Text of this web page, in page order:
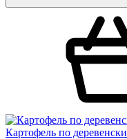
Картофель по деревенски